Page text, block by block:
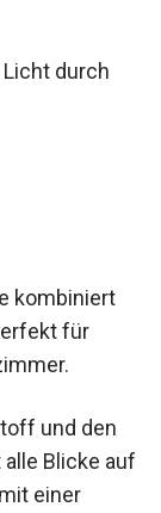
durch
kombiniert
für
und den
Blicke auf
einer